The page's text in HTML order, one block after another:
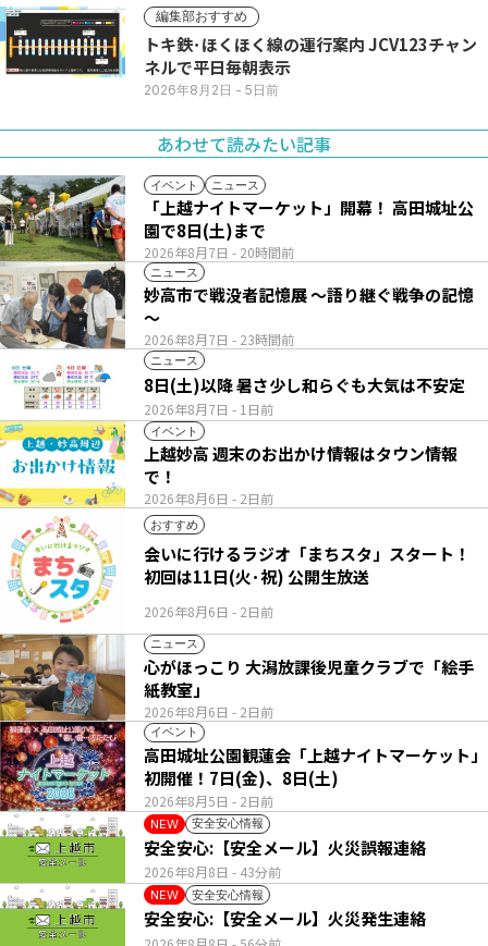
編集部おすすめ
トキ鉄･ほくほく線の運行案内 JCV123チャン
ネルで平日毎朝表示
2026年8月2日 - 5日前
あわせて読みたい記事
イベント ニュース
2026年8月7日 - 20時間前
「上越ナイトマーケット」開幕！ 高田城址公
園で8日(土)まで
ニュース
2026年8月7日 - 23時間前
妙高市で戦没者記憶展 ～語り継ぐ戦争の記憶
～
ニュース
2026年8月7日 - 1日前
8日(土)以降 暑さ少し和らぐも大気は不安定
イベント
2026年8月6日 - 2日前
上越妙高 週末のお出かけ情報はタウン情報
で！
おすすめ
2026年8月6日 - 2日前
会いに行けるラジオ「まちスタ」スタート！
初回は11日(火･祝) 公開生放送
ニュース
2026年8月6日 - 2日前
心がほっこり 大潟放課後児童クラブで「絵手
紙教室」
イベント
2026年8月5日 - 2日前
高田城址公園観蓮会「上越ナイトマーケット」
初開催！7日(金)、8日(土)
NEW 安全安心情報
2026年8月8日 - 43分前
安全安心:【安全メール】火災誤報連絡
NEW 安全安心情報
安全安心:【安全メール】火災発生連絡